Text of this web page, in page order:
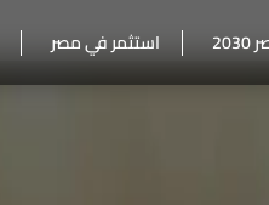
استثمر في مصر